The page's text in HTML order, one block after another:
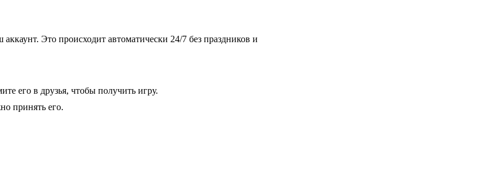
Это происходит автоматически 24/7 без праздников и
его в друзья, чтобы получить игру.
принять его.